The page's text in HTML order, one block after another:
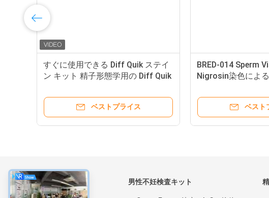
すぐに使用できる Diff Quik ステイ
ン キット 精子形態学用の Diff Quik
ベストプライス
BRED-014 Sperm
Nigrosin染色によ
ベスト
について 男性不妊検査キット